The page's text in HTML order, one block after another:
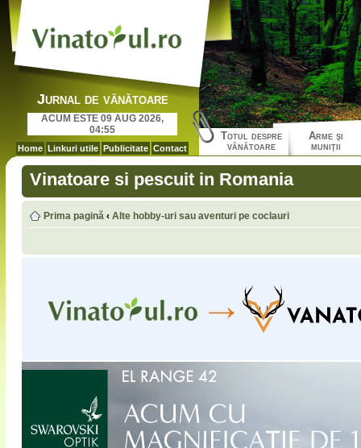
Jurnal de vânătoare
ACUM ESTE 09 AUG 2026,
04:55
Home Linkuri utile Publicitate Contact
Totul despre
vânătoare
Arme şi
muniţii
Vinatoare si pescuit in Romania
Prima pagină ‹ Alte hobby-uri sau aventuri pe coclauri